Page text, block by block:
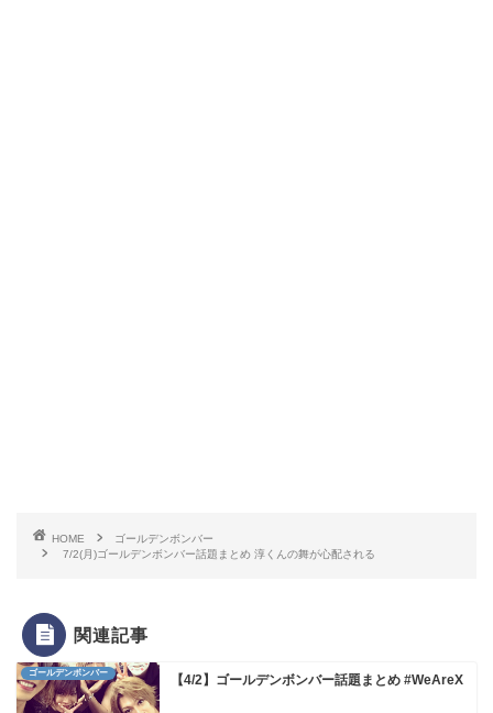
HOME
ゴールデンボンバー
7/2(月)ゴールデンボンバー話題まとめ 淳くんの舞が心配される
関連記事
ゴールデンボンバー 【4/2】ゴールデンボンバー話題まとめ #WeAreX